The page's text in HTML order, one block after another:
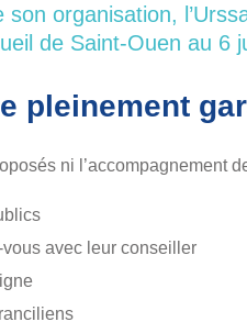
organisation,
de Saint-Ouen au 6
pleinement
ni l’accompagnement
avec leur conseiller